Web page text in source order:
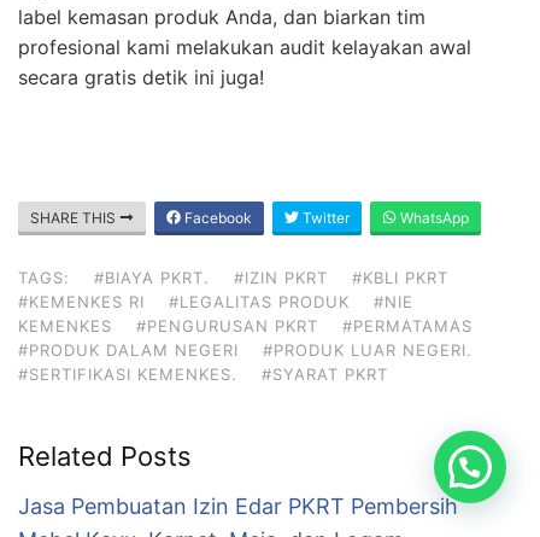
label kemasan produk Anda, dan biarkan tim
profesional kami melakukan audit kelayakan awal
secara gratis detik ini juga!
SHARE THIS Facebook Twitter WhatsApp
TAGS: #BIAYA PKRT. #IZIN PKRT
#KBLI PKRT
#KEMENKES RI
#LEGALITAS PRODUK
#NIE
KEMENKES
#PENGURUSAN PKRT
#PERMATAMAS
#PRODUK DALAM NEGERI
#PRODUK LUAR NEGERI.
#SERTIFIKASI KEMENKES.
#SYARAT PKRT
Related Posts
Jasa Pembuatan Izin Edar PKRT Pembersih